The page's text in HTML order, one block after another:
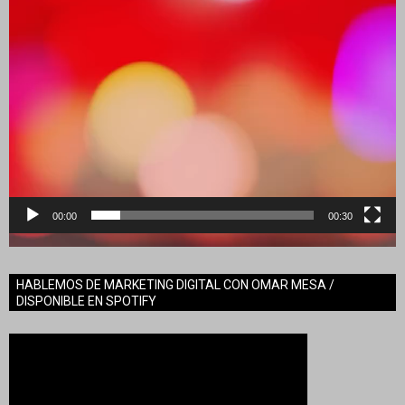
00:00 00:30
HABLEMOS DE MARKETING DIGITAL CON OMAR MESA /
DISPONIBLE EN SPOTIFY